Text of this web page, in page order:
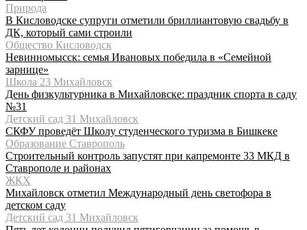
Природа
В Кисловодске супруги отметили бриллиантовую свадьбу в
ДК, который сами строили
Общество Кисловодск
Невинномысск: семья Ивановых победила в «Семейной
зарнице»
Школа 23 Михайловск
День физкультурника в Михайловске: праздник спорта в саду
№31
Детский сад 31 Михайловск
СКФУ проведёт Школу студенческого туризма в Бишкеке
Образование Ставрополь
Строительный контроль запустят при капремонте 33 МКД в
Ставрополе и районах
ЖКХ
Михайловск отметил Международный день светофора в
детском саду
Детский сад 31 Михайловск